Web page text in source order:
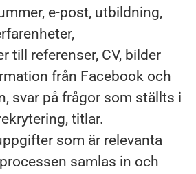
e-post, utbildning,
till referenser, CV, bilder
från Facebook och
svar på frågor som ställts i
titlar.
som är relevanta
samlas in och